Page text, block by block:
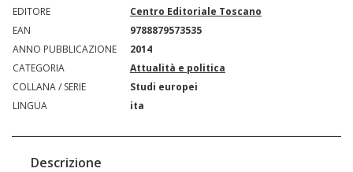
EDITORE
Centro Editoriale Toscano
EAN
9788879573535
ANNO PUBBLICAZIONE
2014
CATEGORIA
Attualità e politica
COLLANA / SERIE
Studi europei
LINGUA
ita
Descrizione